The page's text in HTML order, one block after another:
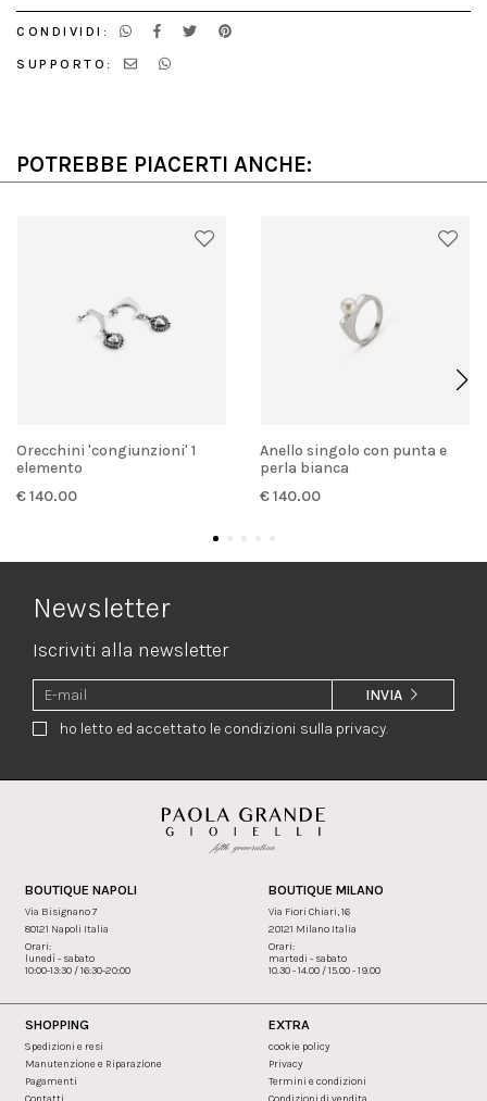
CONDIVIDI:
SUPPORTO:
POTREBBE PIACERTI ANCHE:
Orecchini 'congiunzioni' 1
elemento
€ 140.00
anello singolo con punta e
perla bianca
€ 140.00
Newsletter
Iscriviti alla newsletter
ho letto ed accettato le condizioni sulla privacy.
INVIA
BOUTIQUE NAPOLI
Via Bisignano 7
80121 Napoli Italia
Orari:
lunedì - sabato
10:00-13:30 / 16:30-20:00
BOUTIQUE MILANO
Via Fiori Chiari, 16
20121 Milano Italia
Orari:
martedi - sabato
10.30 - 14.00 / 15.00 - 19.00
SHOPPING
Spedizioni e resi
Manutenzione e Riparazione
Pagamenti
Contatti
EXTRA
cookie policy
Privacy
Termini e condizioni
Condizioni di vendita